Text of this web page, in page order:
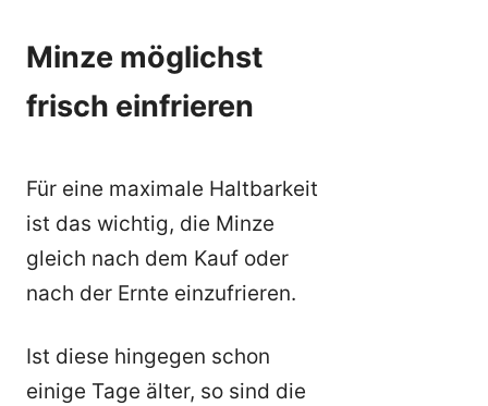
Minze möglichst
frisch einfrieren
Für eine maximale Haltbarkeit
ist das wichtig, die Minze
gleich nach dem Kauf oder
nach der Ernte einzufrieren.
Ist diese hingegen schon
einige Tage älter, so sind die